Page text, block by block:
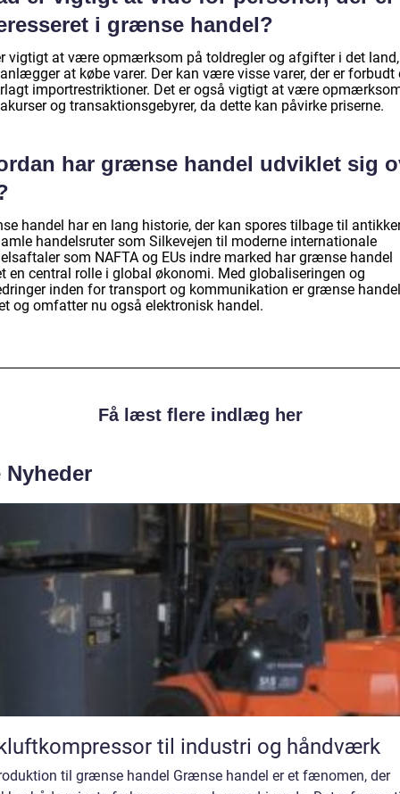
i grænse handel?
vigtigt at være opmærksom på toldregler og afgifter i det
at købe varer. Der kan være visse varer, der er forbudt
importrestriktioner. Det er også vigtigt at være
og transaktionsgebyrer, da dette kan påvirke priserne.
har grænse handel udviklet sig
handel har en lang historie, der kan spores tilbage til
handelsruter som Silkevejen til moderne internationale
som NAFTA og EUs indre marked har grænse handel
en central rolle i global økonomi. Med globaliseringen og
inden for transport og kommunikation er grænse handel
og omfatter nu også elektronisk handel.
Få læst flere indlæg her
Nyheder
til industri og håndværk
til grænse handel Grænse handel er et fænomen, der